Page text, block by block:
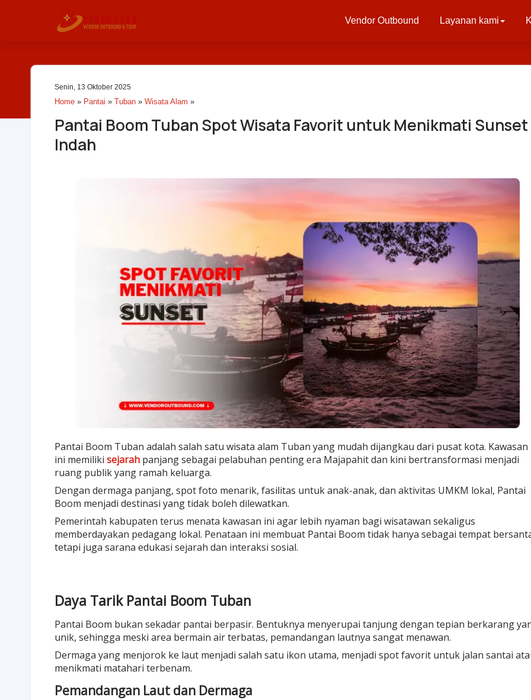
Vendor Outbound Layanan kami
Senin, 13 Oktober 2025
Home » Pantai » Tuban » Wisata Alam »
Pantai Boom Tuban Spot Wisata Favorit untuk Menikmati Sunset
Indah
Pantai Boom Tuban adalah salah satu wisata alam Tuban yang mudah dijangkau dari pusat kota. Kawasan
ini memiliki sejarah panjang sebagai pelabuhan penting era Majapahit dan kini bertransformasi menjadi
ruang publik yang ramah keluarga.
Dengan dermaga panjang, spot foto menarik, fasilitas untuk anak-anak, dan aktivitas UMKM lokal, Pantai
Boom menjadi destinasi yang tidak boleh dilewatkan.
Pemerintah kabupaten terus menata kawasan ini agar lebih nyaman bagi wisatawan sekaligus
memberdayakan pedagang lokal. Penataan ini membuat Pantai Boom tidak hanya sebagai tempat
tetapi juga sarana edukasi sejarah dan interaksi sosial.
Daya Tarik Pantai Boom Tuban
Pantai Boom bukan sekadar pantai berpasir. Bentuknya menyerupai tanjung dengan tepian berkarang
unik, sehingga meski area bermain air terbatas, pemandangan lautnya sangat menawan.
Dermaga yang menjorok ke laut menjadi salah satu ikon utama, menjadi spot favorit untuk jalan santai
menikmati matahari terbenam.
Pemandangan Laut dan Dermaga